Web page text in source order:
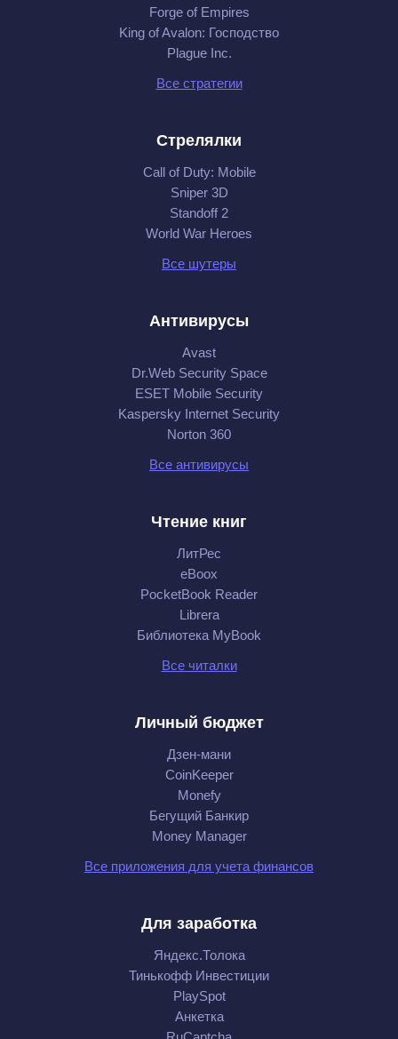
Forge of Empires
King of Avalon: Господство
Plague Inc.
Все стратегии
Стрелялки
Call of Duty: Mobile
Sniper 3D
Standoff 2
World War Heroes
Все шутеры
Антивирусы
Avast
Dr.Web Security Space
ESET Mobile Security
Kaspersky Internet Security
Norton 360
Все антивирусы
Чтение книг
ЛитРес
eBoox
PocketBook Reader
Librera
Библиотека MyBook
Все читалки
Личный бюджет
Дзен-мани
CoinKeeper
Monefy
Бегущий Банкир
Money Manager
Все приложения для учета финансов
Для заработка
Яндекс.Толока
Тинькофф Инвестиции
PlaySpot
Анкетка